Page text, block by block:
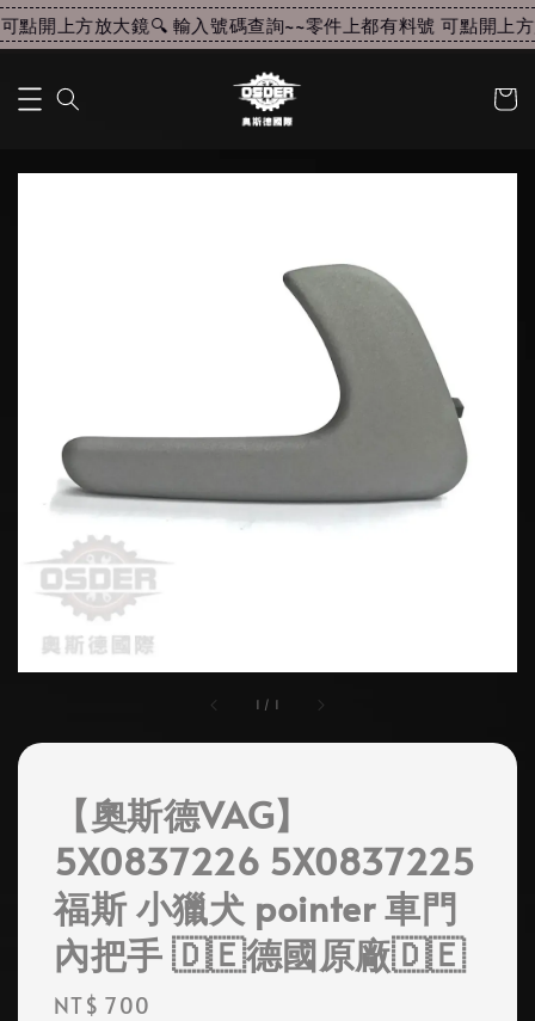
點開上方放大鏡🔍 輸入號碼查詢~~零件上都有料號 可點開上方
1 / 1
【奧斯德VAG】
5X0837226 5X0837225
福斯 小獵犬 pointer 車門
內把手 🇩🇪德國原廠🇩🇪
Regular
NT$ 700